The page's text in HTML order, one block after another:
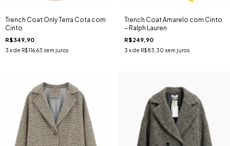
Trench Coat Only Terra Cota com
Cinto
R$349,90
3 x de R$116,63 sem juros
Trench Coat Amarelo com Cinto
– Ralph Lauren
R$249,90
3 x de R$83,30 sem juros